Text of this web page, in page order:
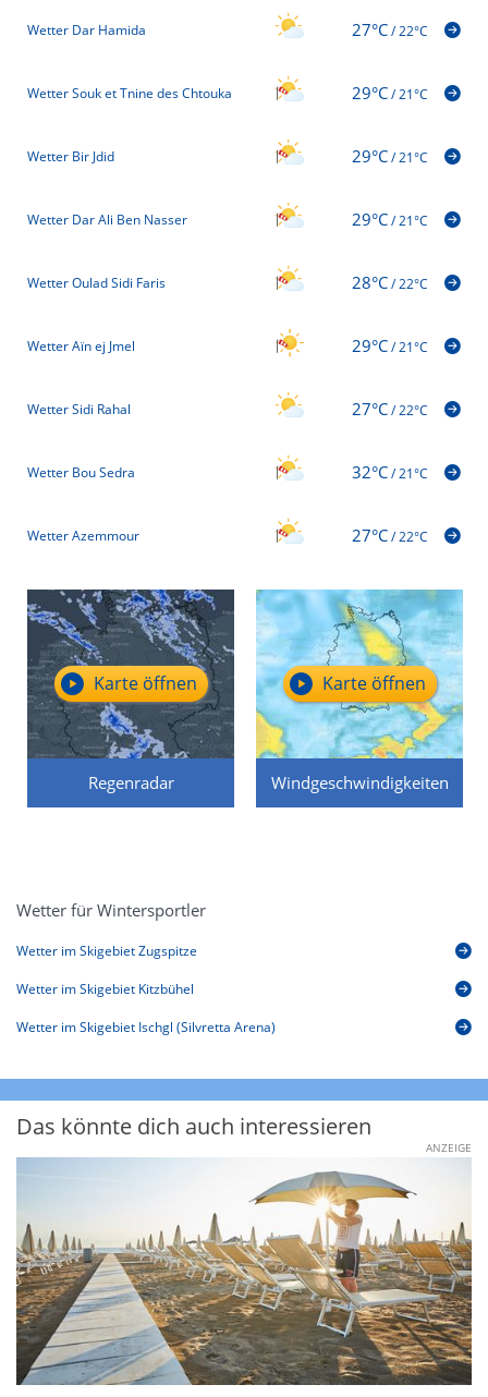
Wetter Dar Hamida 27°C/22°C
Wetter Souk et Tnine des Chtouka 29°C/21°C
Wetter Bir Jdid 29°C/21°C
Wetter Dar Ali Ben Nasser 29°C/21°C
Wetter Oulad Sidi Faris 28°C/22°C
Wetter Aïn ej Jmel 29°C/21°C
Wetter Sidi Rahal 27°C/22°C
Wetter Bou Sedra 32°C/21°C
Wetter Azemmour 27°C/22°C
Regenradar
Karte öffnen
Windgeschwindigkeiten
Karte öffnen
Wetter für Wintersportler
Wetter im Skigebiet Zugspitze
Wetter im Skigebiet Kitzbühel
Wetter im Skigebiet Ischgl (Silvretta Arena)
Das könnte dich auch interessieren
ANZEIGE